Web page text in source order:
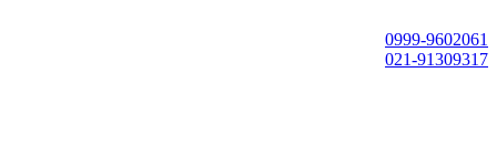
0999-9602061
021-91309317